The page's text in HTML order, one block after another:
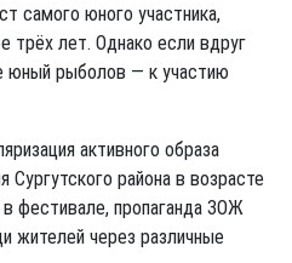
самого юного участника,
трёх лет. Однако если вдруг
юный рыболов — к участию
активного образа
Сургутского района в возрасте
фестивале, пропаганда ЗОЖ
жителей через различные